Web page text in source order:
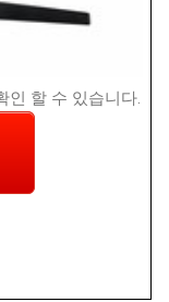
인 할 수 있습니다.